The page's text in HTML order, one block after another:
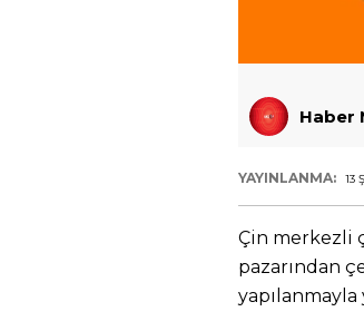
Haber
YAYINLANMA: 13
Çin merkezli
pazarından
yapılanmayla